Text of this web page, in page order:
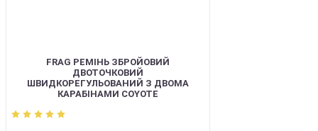
FRAG РЕМІНЬ ЗБРОЙОВИЙ
ДВОТОЧКОВИЙ
ШВИДКОРЕГУЛЬОВАНИЙ З ДВОМА
КАРАБІНАМИ COYOTE